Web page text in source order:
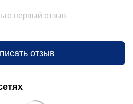
первый отзыв
отзыв